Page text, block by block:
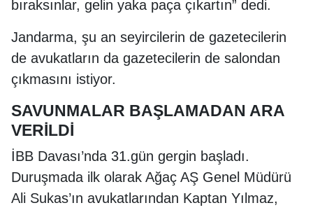
bıraksınlar, gelin yaka paça çıkartın” dedi.
Jandarma, şu an seyircilerin de gazetecilerin
de avukatların da gazetecilerin de salondan
çıkmasını istiyor.
SAVUNMALAR BAŞLAMADAN ARA
VERİLDİ
İBB Davası’nda 31.gün gergin başladı.
Duruşmada ilk olarak Ağaç AŞ Genel Müdürü
Ali Sukas’ın avukatlarından Kaptan Yılmaz,